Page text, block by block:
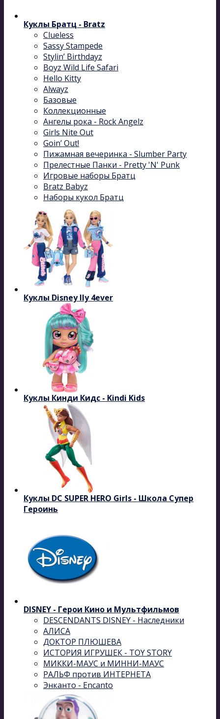
Куклы Братц - Bratz
Clueless
Sassy Stampede
Stylin’ Birthdayz
Boyz Wild Life Safari
Hello Kitty
Alwayz
Базовые
Коллекционные
Ангелы рока - Rock Angelz
Girls Nite Out
Goin’ Out!
Пижамная вечеринка - Slumber Party
Прелестные Панки - Pretty 'N' Punk
Игровые наборы Братц
Bratz Babyz
Наборы кукол Братц
Куклы Disney Ily 4ever
Куклы Кинди Кидс - Kindi Kids
Куклы DC SUPER HERO Girls - Школа Супер
Героинь
DISNEY - Герои Кино и Мультфильмов
DESCENDANTS DISNEY - Наследники
АЛИСА
ДОКТОР ПЛЮШЕВА
ИСТОРИЯ ИГРУШЕК - TOY STORY
МИККИ-МАУС и МИННИ-МАУС
РАЛЬФ против ИНТЕРНЕТА
Энканто - Encanto